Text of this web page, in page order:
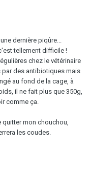
dernière piqûre...
tellement difficile !
chez le vétérinaire
des antibiotiques mais
au fond de la cage, à
il ne fait plus que 350g,
comme ça.
mon chouchou,
les coudes.